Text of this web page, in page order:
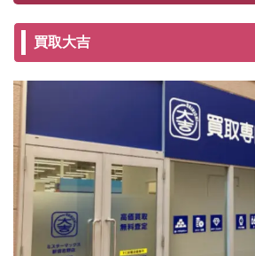
買取大吉